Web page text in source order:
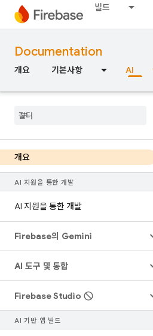
빌드
Documentation
개요 기본사항 AI
개요
AI 지원을 통한 개발
AI 지원을 통한 개발
Firebase의 Gemini
AI 도구 및 통합
Firebase Studio
AI 기반 앱 빌드